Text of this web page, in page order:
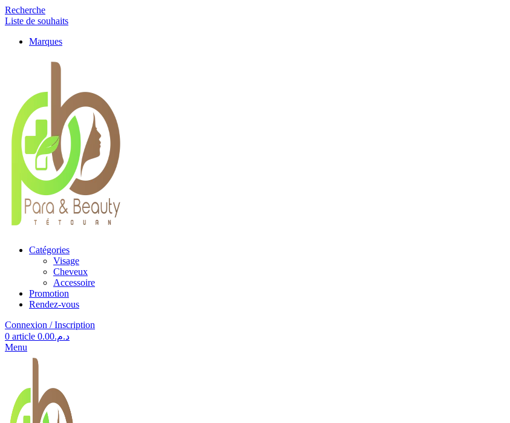
Recherche
Liste de souhaits
Marques
Catégories
Visage
Cheveux
Accessoire
Promotion
Rendez-vous
Connexion / Inscription
0 article د.م.0.00
Menu